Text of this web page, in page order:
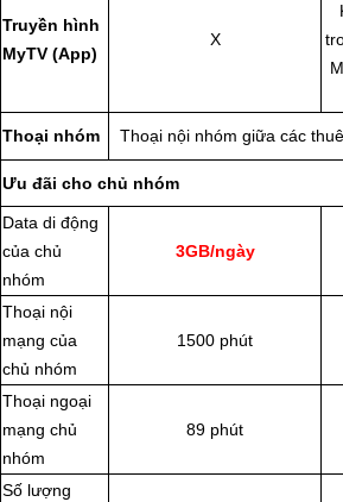
Truyền hình
MyTV (App)
X
Thoại nhóm Thoại nội nhóm giữa các
Ưu đãi cho chủ nhóm
Data di động
của chủ
nhóm
3GB/ngày
Thoại nội
mạng của
chủ nhóm
1500 phút
Thoại ngoại
mạng chủ
nhóm
89 phút
Số lượng